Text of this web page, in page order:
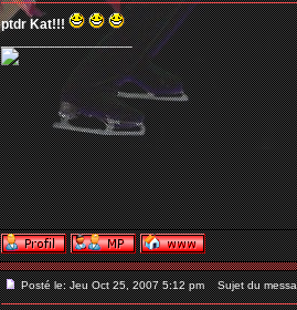
ptdr Kat!!!
_________________
Posté le: Jeu Oct 25, 2007 5:12 pm Sujet du